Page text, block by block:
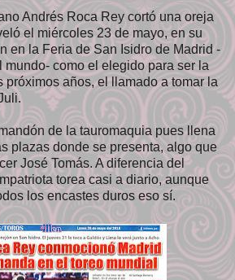
Andrés Roca Rey cortó una oreja
el miércoles 23 de mayo, en su
en la Feria de San Isidro de Madrid -
mundo- como el elegido para ser la
próximos años, el llamado a tomar la
de la tauromaquia pues llena
plazas donde se presenta, algo que
José Tomás. A diferencia del
torea casi a diario, aunque
los encastes duros eso sí.